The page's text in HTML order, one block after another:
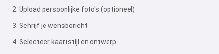
Upload persoonlijke foto's (optioneel)
Schrijf je wensbericht
Selecteer kaartstijl en ontwerp